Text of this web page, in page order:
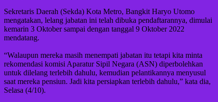
Sekretaris Daerah (Sekda) Kota Metro, Bangkit Haryo Utomo
mengatakan, lelang jabatan ini telah dibuka pendaftarannya, dimulai
kemarin 3 Oktober sampai dengan tanggal 9 Oktober 2022
mendatang.
“Walaupun mereka masih menempati jabatan itu tetapi kita minta
rekomendasi komisi Aparatur Sipil Negara (ASN) diperbolehkan
untuk dilelang terlebih dahulu, kemudian pelantikannya menyusul
saat mereka pensiun. Jadi kita persiapkan terlebih dahulu,” kata dia,
Selasa (4/10).